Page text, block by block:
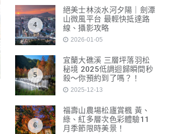
4
絕美士林淡水河夕陽｜劍潭
山微風平台 最輕快抵達路
線、攝影攻略
2026-01-05
5
宜蘭大礁溪 三層坪落羽松
秘境 2025低調迴歸瞬間秒
殺～你預約到了嗎？！
2025-12-13
6
福壽山農場松廬賞楓 黃、
綠、紅多層次色彩體驗11
月季節限時美景！